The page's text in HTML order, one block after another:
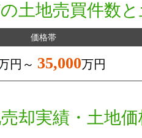
土地売買件数
価格帯
円～ 35,000万円
却実績・土地